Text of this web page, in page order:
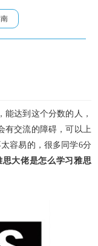
达到这个分数的人，
有交流的障碍，可以上
容易的，很多同学6分
思大佬是怎么学习雅思